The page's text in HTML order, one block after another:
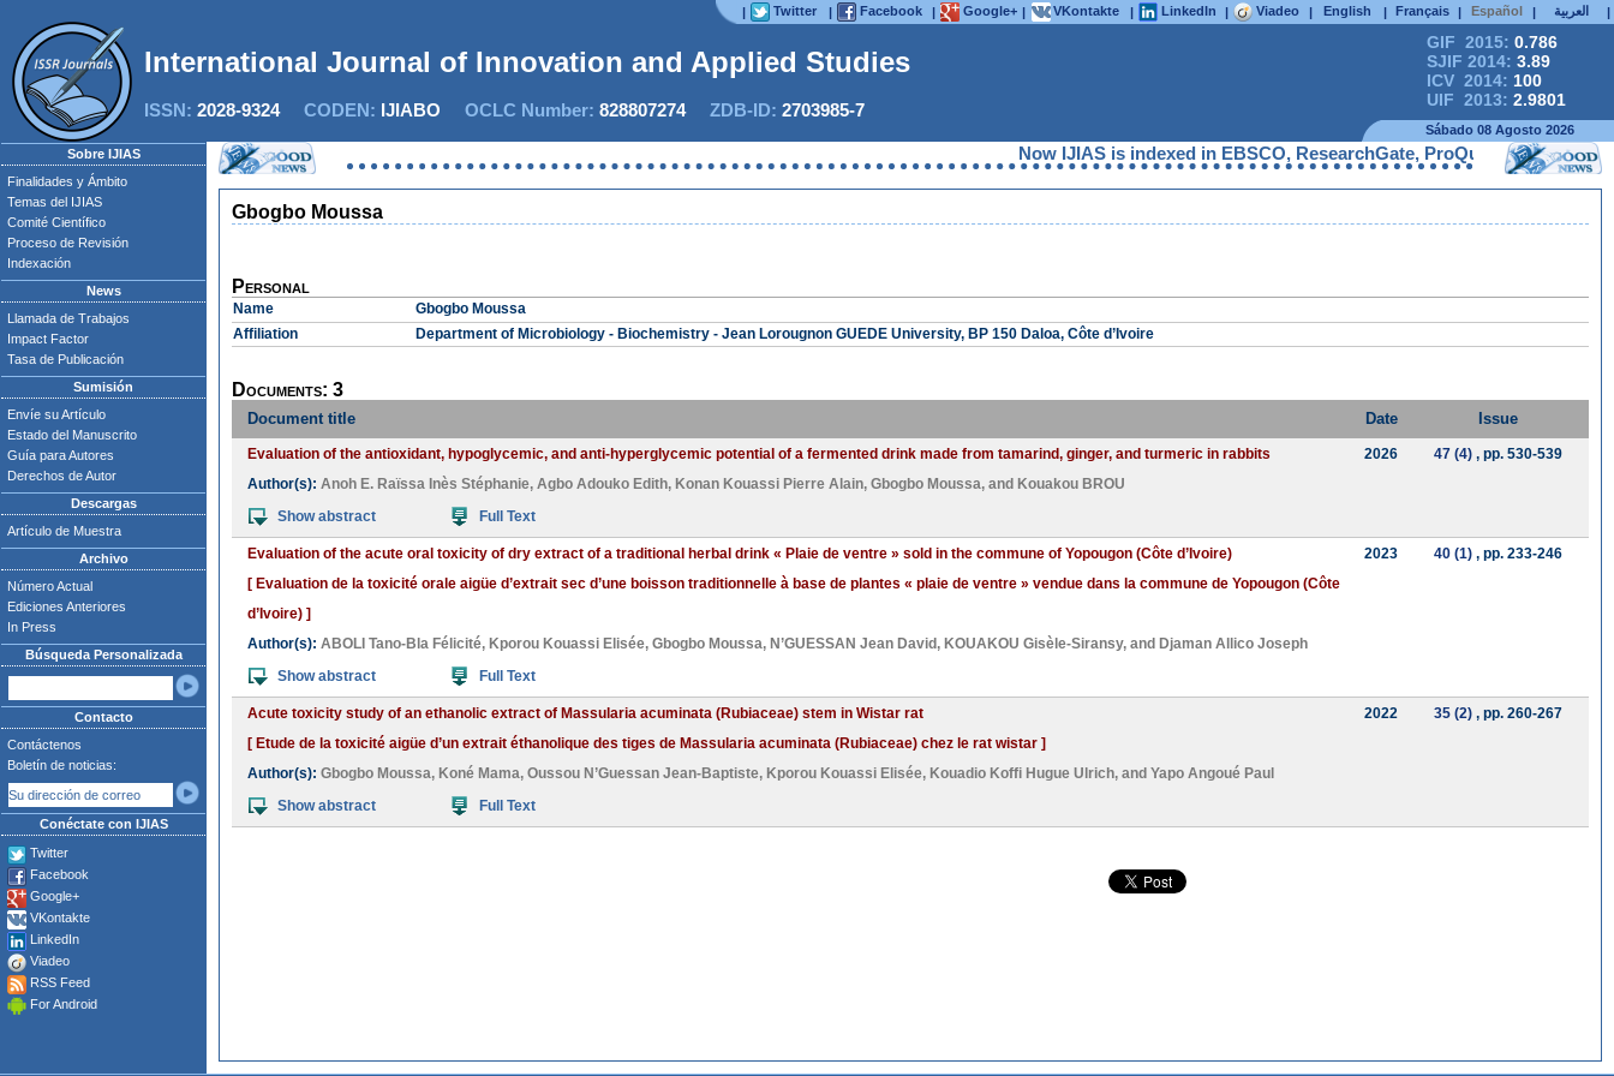
| Twitter | Facebook | Google+ | VKontakte | LinkedIn | Viadeo | English | Français | Español | العربية |
GIF 2015: 0.786
SJIF 2014: 3.89
ICV 2014: 100
UIF 2013: 2.9801
International Journal of Innovation and Applied Studies
ISSN: 2028-9324CODEN: IJIABO OCLC Number: 828807274ZDB-ID: 2703985-7
Sábado 08 Agosto 2026
Sobre IJIAS
Finalidades y Ámbito
Temas del IJIAS
Comité Científico
Proceso de Revisión
Indexación
News
Llamada de Trabajos
Impact Factor
Tasa de Publicación
Sumisión
Envíe su Artículo
Estado del Manuscrito
Guía para Autores
Derechos de Autor
Descargas
Artículo de Muestra
Archivo
Número Actual
Ediciones Anteriores
In Press
Búsqueda Personalizada
Contacto
Contáctenos
Boletín de noticias:
Conéctate con IJIAS
Twitter
Facebook
Google+
VKontakte
LinkedIn
Viadeo
RSS Feed
For Android
Now IJIAS is indexed in EBSCO, ResearchGate, ProQuest, Chemical
Gbogbo Moussa
Personal
Name
Gbogbo Moussa
Affiliation
Department of Microbiology - Biochemistry - Jean Lorougnon GUEDE University, BP 150 Daloa, Côte d’Ivoire
Documents: 3
Document title Date Issue
Evaluation of the antioxidant, hypoglycemic, and anti-hyperglycemic potential of a fermented drink made from tamarind, ginger, and turmeric in rabbits
Author(s): Anoh E. Raïssa Inès Stéphanie, Agbo Adouko Edith, Konan Kouassi Pierre Alain, Gbogbo Moussa, and Kouakou BROU
Show abstract
Full Text
2026 47 (4), pp. 530-539
Evaluation of the acute oral toxicity of dry extract of a traditional herbal drink « Plaie de ventre » sold in the commune of Yopougon (Côte d’Ivoire)
[ Evaluation de la toxicité orale aigüe d’extrait sec d’une boisson traditionnelle à base de plantes « plaie de ventre » vendue dans la commune de Yopougon (Côte
d’Ivoire) ]
Author(s): ABOLI Tano-Bla Félicité, Kporou Kouassi Elisée, Gbogbo Moussa, N’GUESSAN Jean David , KOUAKOU Gisèle-Siransy, and Djaman Allico Joseph
Show abstract
Full Text
2023 40 (1), pp. 233-246
Acute toxicity study of an ethanolic extract of Massularia acuminata (Rubiaceae) stem in Wistar rat
[ Etude de la toxicité aigüe d’un extrait éthanolique des tiges de Massularia acuminata (Rubiaceae) chez le rat wistar ]
Author(s): Gbogbo Moussa, Koné Mama, Oussou N’Guessan Jean-Baptiste, Kporou Kouassi Elisée, Kouadio Koffi Hugue Ulrich, and Yapo Angoué Paul
Show abstract
Full Text
2022 35 (2), pp. 260-267